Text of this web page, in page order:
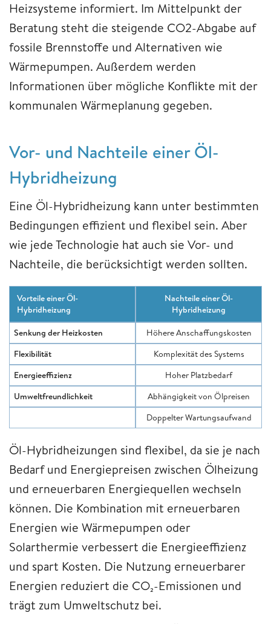
Heizsysteme informiert. Im Mittelpunkt der
Beratung steht die steigende CO2-Abgabe auf
fossile Brennstoffe und Alternativen wie
Wärmepumpen. Außerdem werden
Informationen über mögliche Konflikte mit der
kommunalen Wärmeplanung gegeben.
Vor- und Nachteile einer Öl-
Hybridheizung
Eine Öl-Hybridheizung kann unter bestimmten
Bedingungen effizient und flexibel sein. Aber
wie jede Technologie hat auch sie Vor- und
Nachteile, die berücksichtigt werden sollten.
Vorteile einer Öl-
Hybridheizung
Nachteile einer Öl-
Hybridheizung
Senkung der Heizkosten
Höhere Anschaffungskosten
Flexibilität
Komplexität des Systems
Energieeffizienz
Hoher Platzbedarf
Umweltfreundlichkeit
Abhängigkeit von Ölpreisen
Doppelter Wartungsaufwand
Öl-Hybridheizungen sind flexibel, da sie je nach
Bedarf und Energiepreisen zwischen Ölheizung
und erneuerbaren Energiequellen wechseln
können. Die Kombination mit erneuerbaren
Energien wie Wärmepumpen oder
Solarthermie verbessert die Energieeffizienz
und spart Kosten. Die Nutzung erneuerbarer
Energien reduziert die CO₂-Emissionen und
trägt zum Umweltschutz bei.